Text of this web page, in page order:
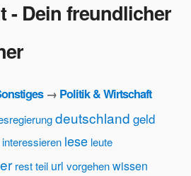
- Dein freundlicher
→ Politik & Wirtschaft
deutschland geld
interessieren lese leute
restteil url vorgehenwissen